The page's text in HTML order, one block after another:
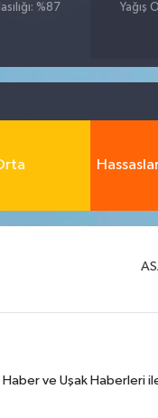
%87
Yağış
Haber ve Uşak Haberleri